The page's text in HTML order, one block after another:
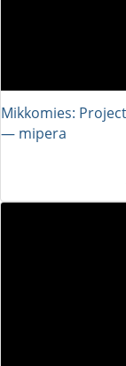
Mikkomies:
― mipera